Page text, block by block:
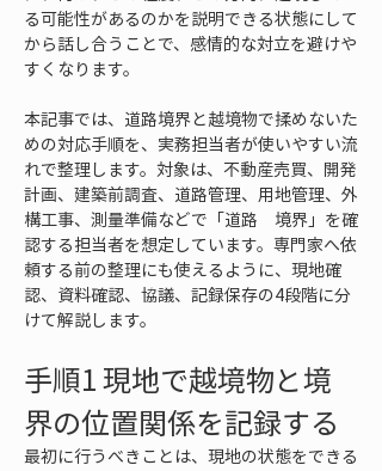
る可能性があるのかを説明できる状態にして
から話し合うことで、感情的な対立を避けや
すくなります。
本記事では、道路境界と越境物で揉めないた
めの対応手順を、実務担当者が使いやすい流
れで整理します。対象は、不動産売買、開発
計画、建築前調査、道路管理、用地管理、外
構工事、測量準備などで「道路　境界」を確
認する担当者を想定しています。専門家へ依
頼する前の整理にも使えるように、現地確
認、資料確認、協議、記録保存の4段階に分
けて解説します。
手順1 現地で越境物と境
界の位置関係を記録する
最初に行うべきことは、現地の状態をできる